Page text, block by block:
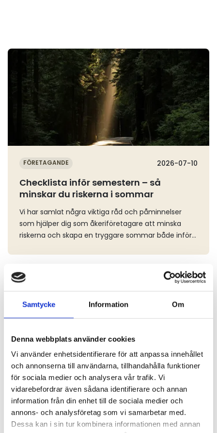
Samtycke Information Om
Denna webbplats använder cookies
Vi använder enhetsidentifierare för att anpassa innehållet
och annonserna till användarna, tillhandahålla funktioner
för sociala medier och analysera vår trafik. Vi
vidarebefordrar även sådana identifierare och annan
information från din enhet till de sociala medier och
annons- och analysföretag som vi samarbetar med.
Dessa kan i sin tur kombinera informationen med annan
FÖRETAGANDE 2026-07-10
Checklista inför semestern – så
minskar du riskerna i sommar
Vi har samlat några viktiga råd och påminnelser
som hjälper dig som åkeriföretagare att minska
riskerna och skapa en tryggare sommar både inför
eller planerar semestern finns det flera enkla
åtgärder som kan bidra till en säkrare verksamhet
och göra stor skillnad.
Läs mer
2026-07-01
Nya tullregler vid Norgegränsen kan ge
längre väntetider – åkerier behöver
planera i god tid
Läs mer